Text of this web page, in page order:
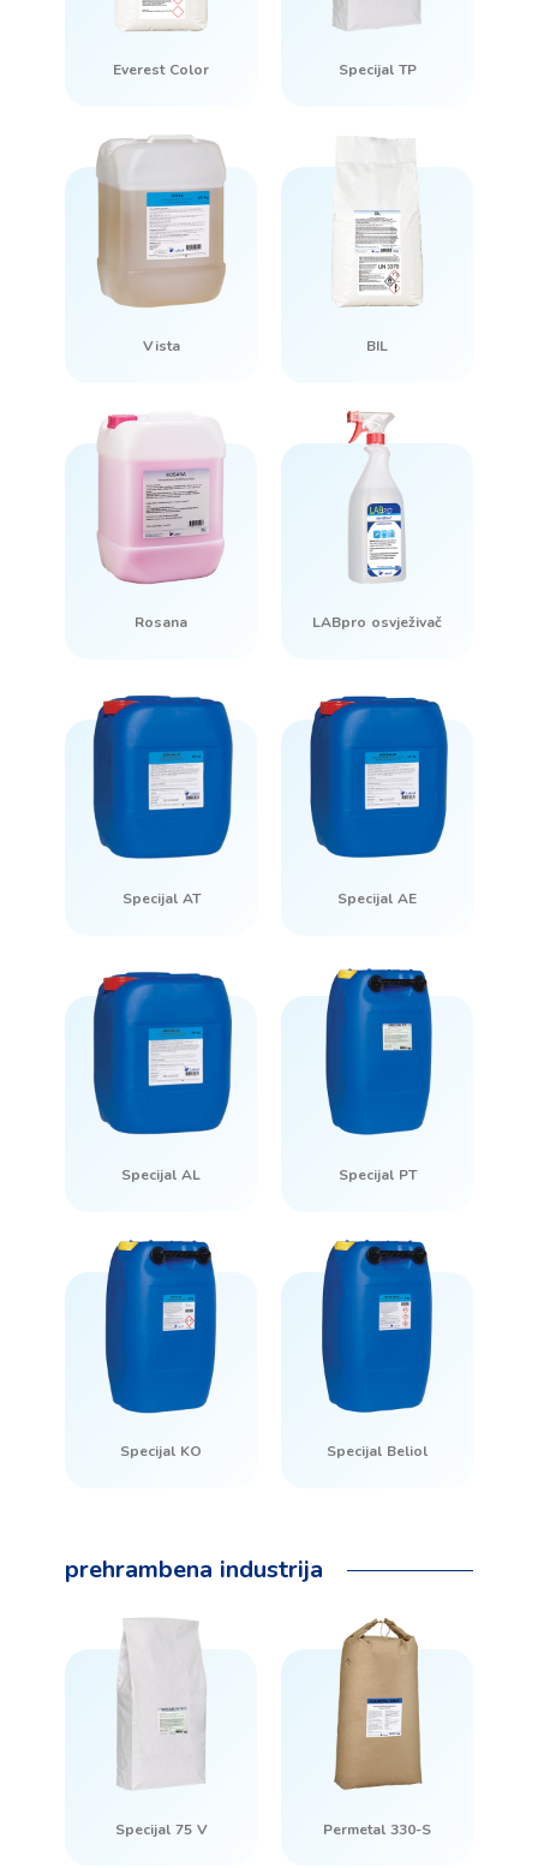
Everest Color Specijal TP
Vista BIL
Rosana LABpro osvježivač
Specijal AT Specijal AE
Specijal AL Specijal PT
Specijal KO Specijal Beliol
prehrambena industrija
Specijal 75 V Permetal 330-S